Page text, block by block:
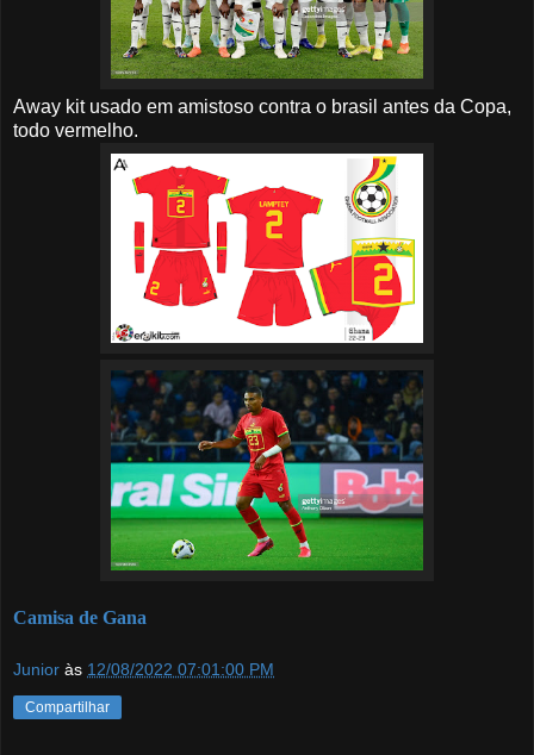
Away kit usado em amistoso contra o brasil antes da Copa,
todo vermelho.
Camisa de Gana
Junior às 12/08/2022 07:01:00 PM
Compartilhar